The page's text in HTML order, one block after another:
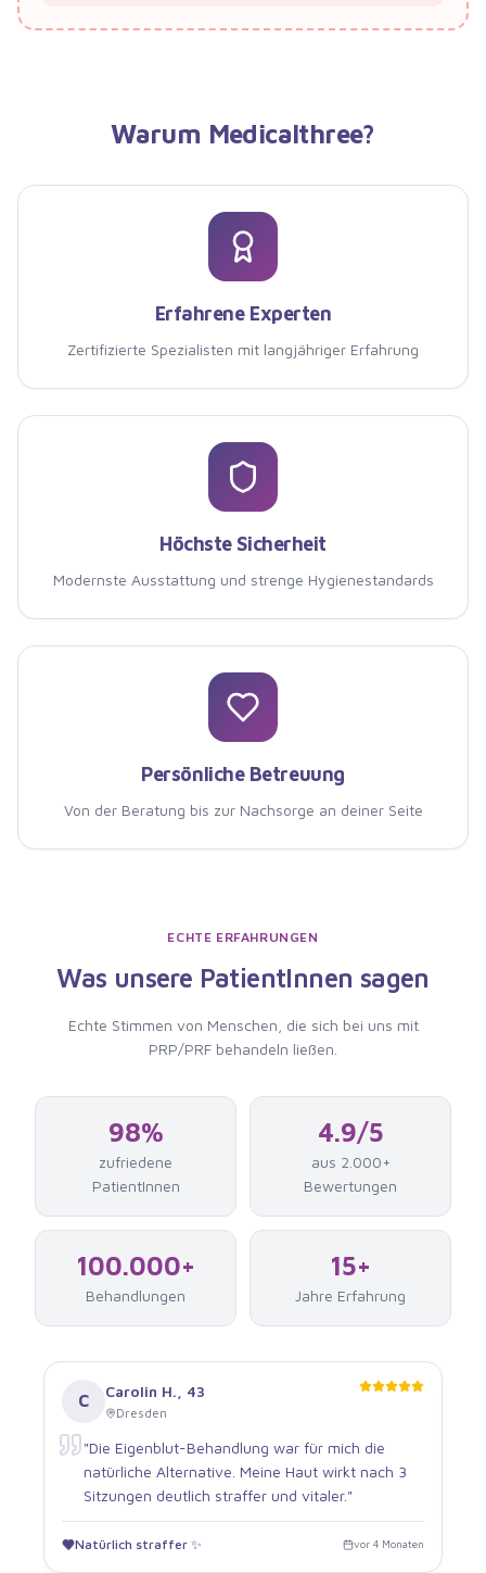
Warum Medicalthree?
Erfahrene Experten
Zertifizierte Spezialisten mit langjähriger Erfahrung
Höchste Sicherheit
Modernste Ausstattung und strenge Hygienestandards
Persönliche Betreuung
Von der Beratung bis zur Nachsorge an deiner Seite
ECHTE ERFAHRUNGEN
Was unsere PatientInnen sagen
Echte Stimmen von Menschen, die sich bei uns mit
PRP/PRF behandeln ließen
98%
zufriedene
PatientInnen
4.9/5
aus 2.000+
Bewertungen
100.000+
Behandlungen
15+
Jahre Erfahrung
C Carolin H. 43
Dresden
"Die Eigenblut-Behandlung war für mich die
natürliche Alternative. Meine Haut wirkt nach 3
Sitzungen deutlich straffer und vitaler."
Natürlich straffer ✨ vor 4 Monaten